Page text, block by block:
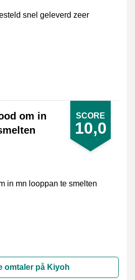
snel geleverd zeer
SCORE
10,0
om in
in mn looppan te smelten
omtaler på Kiyoh